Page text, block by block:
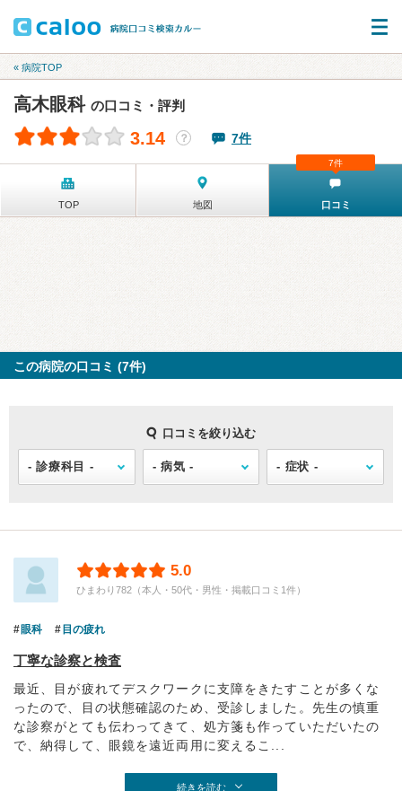
« 病院TOP
高木眼科 の口コミ・評判
3.14 ？ 7件
TOP 地図 口コミ
7件
この病院の口コミ (7件)
口コミを絞り込む
5.0
ひまわり782（本人・50代・男性・掲載口コミ1件）
眼科 目の疲れ
丁寧な診察と検査
最近、目が疲れてデスクワークに支障をきたすことが多くな
ったので、目の状態確認のため、受診しました。先生の慎重
な診察がとても伝わってきて、処方箋も作っていただいたの
で、納得して、眼鏡を遠近両用に変えるこ...
続きを読む